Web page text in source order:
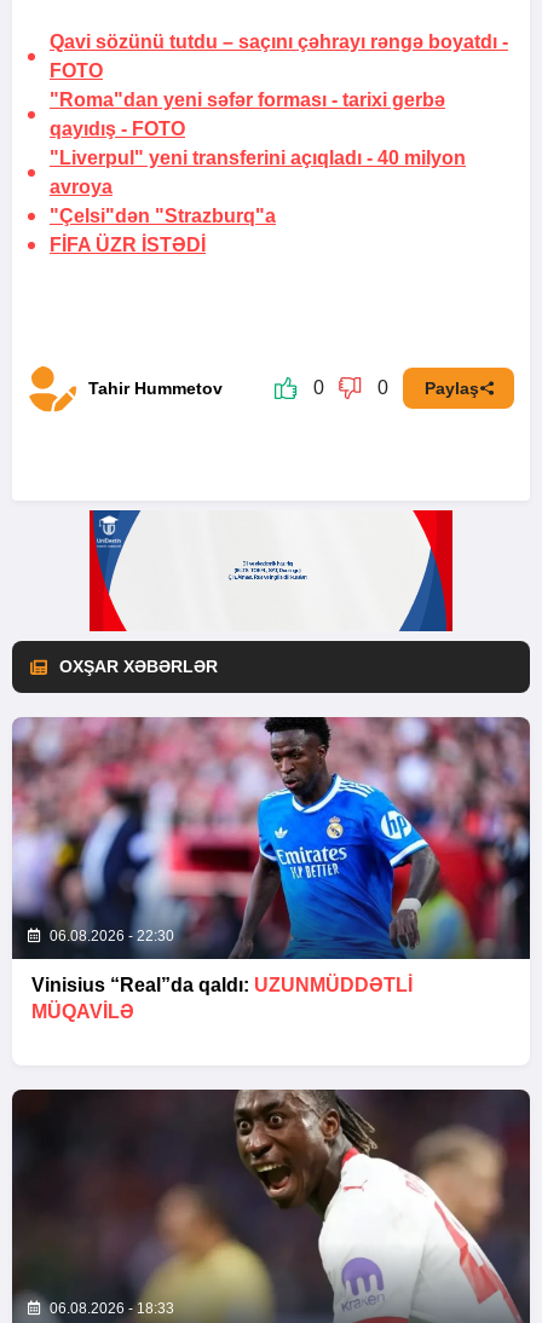
Qavi sözünü tutdu – saçını çəhrayı rəngə boyatdı -
FOTO
"Roma"dan yeni səfər forması - tarixi gerbə
qayıdış - FOTO
"Liverpul" yeni transferini açıqladı - 40 milyon
avroya
"Çelsi"dən "Strazburq"a
FİFA ÜZR İSTƏDİ
Tahir Hummetov 0 0 Paylaş
OXŞAR XƏBƏRLƏR
06.08.2026 - 22:30
Vinisius “Real”da qaldı: UZUNMÜDDƏTLİ
MÜQAVİLƏ
06.08.2026 - 18:33